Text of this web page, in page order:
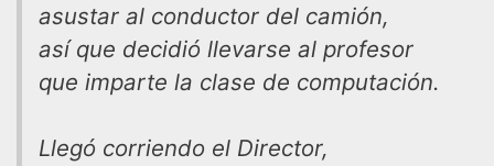
asustar al conductor del camión,
así que decidió llevarse al profesor
que imparte la clase de computación.
Llegó corriendo el Director,